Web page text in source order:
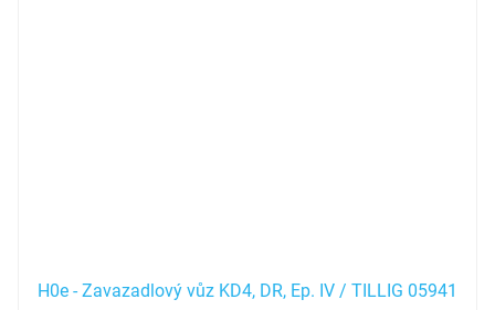
H0e - Zavazadlový vůz KD4, DR, Ep. IV / TILLIG 05941